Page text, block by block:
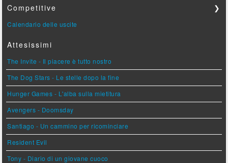
Competitive ❯
Calendario delle uscite
Attesissimi
The Invite - Il piacere è tutto nostro
The Dog Stars - Le stelle dopo la fine
Hunger Games - L'alba sulla mietitura
Avengers - Doomsday
Santiago - Un cammino per ricominciare
Resident Evil
Tony - Diario di un giovane cuoco